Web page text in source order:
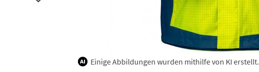
Einige Abbildungen wurden mithilfe von KI erstellt.